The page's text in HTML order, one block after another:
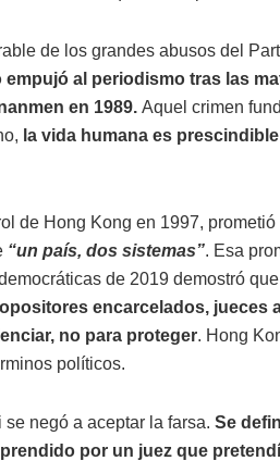
de los grandes abusos del
empujó al periodismo tras las
en 1989. Aquel crimen
la vida humana es
de Hong Kong en 1997,
“un país, dos sistemas”. Esa
de 2019 demostró
encarcelados, jueces
no para proteger. Hong
políticos.
negó a aceptar la farsa. Se
por un juez que